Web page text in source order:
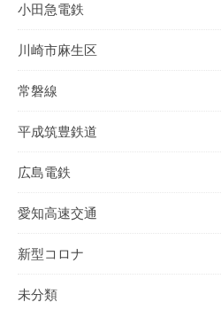
小田急電鉄
川崎市麻生区
常磐線
平成筑豊鉄道
広島電鉄
愛知高速交通
新型コロナ
未分類